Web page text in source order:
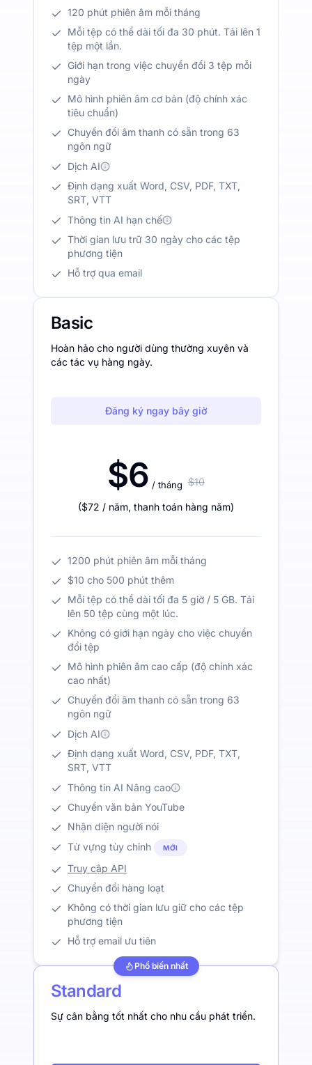
120 phút phiên âm mỗi tháng
Mỗi tệp có thể dài tối đa 30 phút. Tải lên 1
tệp một lần.
Giới hạn trong việc chuyển đổi 3 tệp mỗi
ngày
Mô hình phiên âm cơ bản (độ chính xác
tiêu chuẩn)
Chuyển đổi âm thanh có sẵn trong 63
ngôn ngữ
Dịch AI
Định dạng xuất Word, CSV, PDF, TXT,
SRT, VTT
Thông tin AI hạn chế
Thời gian lưu trữ 30 ngày cho các tệp
phương tiện
Hỗ trợ qua email
Basic
Hoàn hảo cho người dùng thường xuyên và
các tác vụ hàng ngày.
Đăng ký ngay bây giờ
$6 / tháng $10
($72 / năm, thanh toán hàng năm)
1200 phút phiên âm mỗi tháng
$10 cho 500 phút thêm
Mỗi tệp có thể dài tối đa 5 giờ / 5 GB. Tải
lên 50 tệp cùng một lúc.
Không có giới hạn ngày cho việc chuyển
đổi tệp
Mô hình phiên âm cao cấp (độ chính xác
cao nhất)
Chuyển đổi âm thanh có sẵn trong 63
ngôn ngữ
Dịch AI
Định dạng xuất Word, CSV, PDF, TXT,
SRT, VTT
Thông tin AI Nâng cao
Chuyển văn bản YouTube
Nhận diện người nói
Từ vựng tùy chỉnh
MỚI
Truy cập API
Chuyển đổi hàng loạt
Không có thời gian lưu giữ cho các tệp
phương tiện
Hỗ trợ email ưu tiên
Phổ biến nhất
Standard
Sự cân bằng tốt nhất cho nhu cầu phát triển.